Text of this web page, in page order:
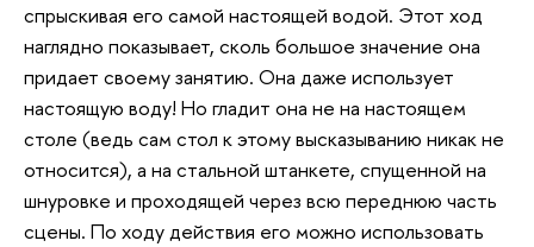
спрыскивая его самой настоящей водой. Этот ход
наглядно показывает, сколь большое значение она
придает своему занятию. Она даже использует
настоящую воду! Но гладит она не на настоящем
столе (ведь сам стол к этому высказыванию никак не
относится), а на стальной штанкете, спущенной на
шнуровке и проходящей через всю переднюю часть
сцены. По ходу действия его можно использовать